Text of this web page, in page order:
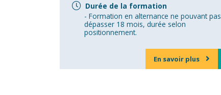
Durée de la formation
Formation en alternance ne pouvant pas
dépasser 18 mois, durée selon
positionnement.
En savoir plus